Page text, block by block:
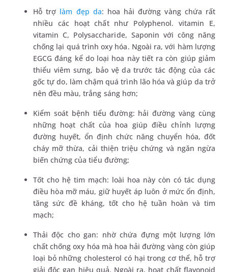
Hỗ trợ làm đẹp da: hoa hải đường vàng chứa rất
nhiều các hoạt chất như Polyphenol. vitamin E,
vitamin C, Polysaccharide, Saponin với công năng
chống lại quá trình oxy hóa. Ngoài ra, với hàm lượng
EGCG đáng kể do loại hoa này tiết ra còn giúp giảm
thiểu viêm sưng, bảo vệ da trước tác động của các
gốc tự do, làm chậm quá trình lão hóa và giúp da trở
nên đều màu, trắng sáng hơn;
Kiểm soát bệnh tiểu đường: hải đường vàng cùng
những hoạt chất của hoa giúp điều chỉnh lượng
đường huyết, ổn định chức năng chuyển hóa, đốt
cháy mỡ thừa, cải thiện triệu chứng và ngăn ngừa
biến chứng của tiểu đường;
Tốt cho hệ tim mạch: loài hoa này còn có tác dụng
điều hòa mỡ máu, giữ huyết áp luôn ở mức ổn định,
tăng sức đề kháng, tốt cho hệ tuần hoàn và tim
mạch;
Thải độc cho gan: nhờ chứa đựng một lượng lớn
chất chống oxy hóa mà hoa hải đường vàng còn giúp
loại bỏ những cholesterol có hại trong cơ thể, hỗ trợ
giải độc gan hiệu quả. Ngoài ra, hoạt chất flavonoid